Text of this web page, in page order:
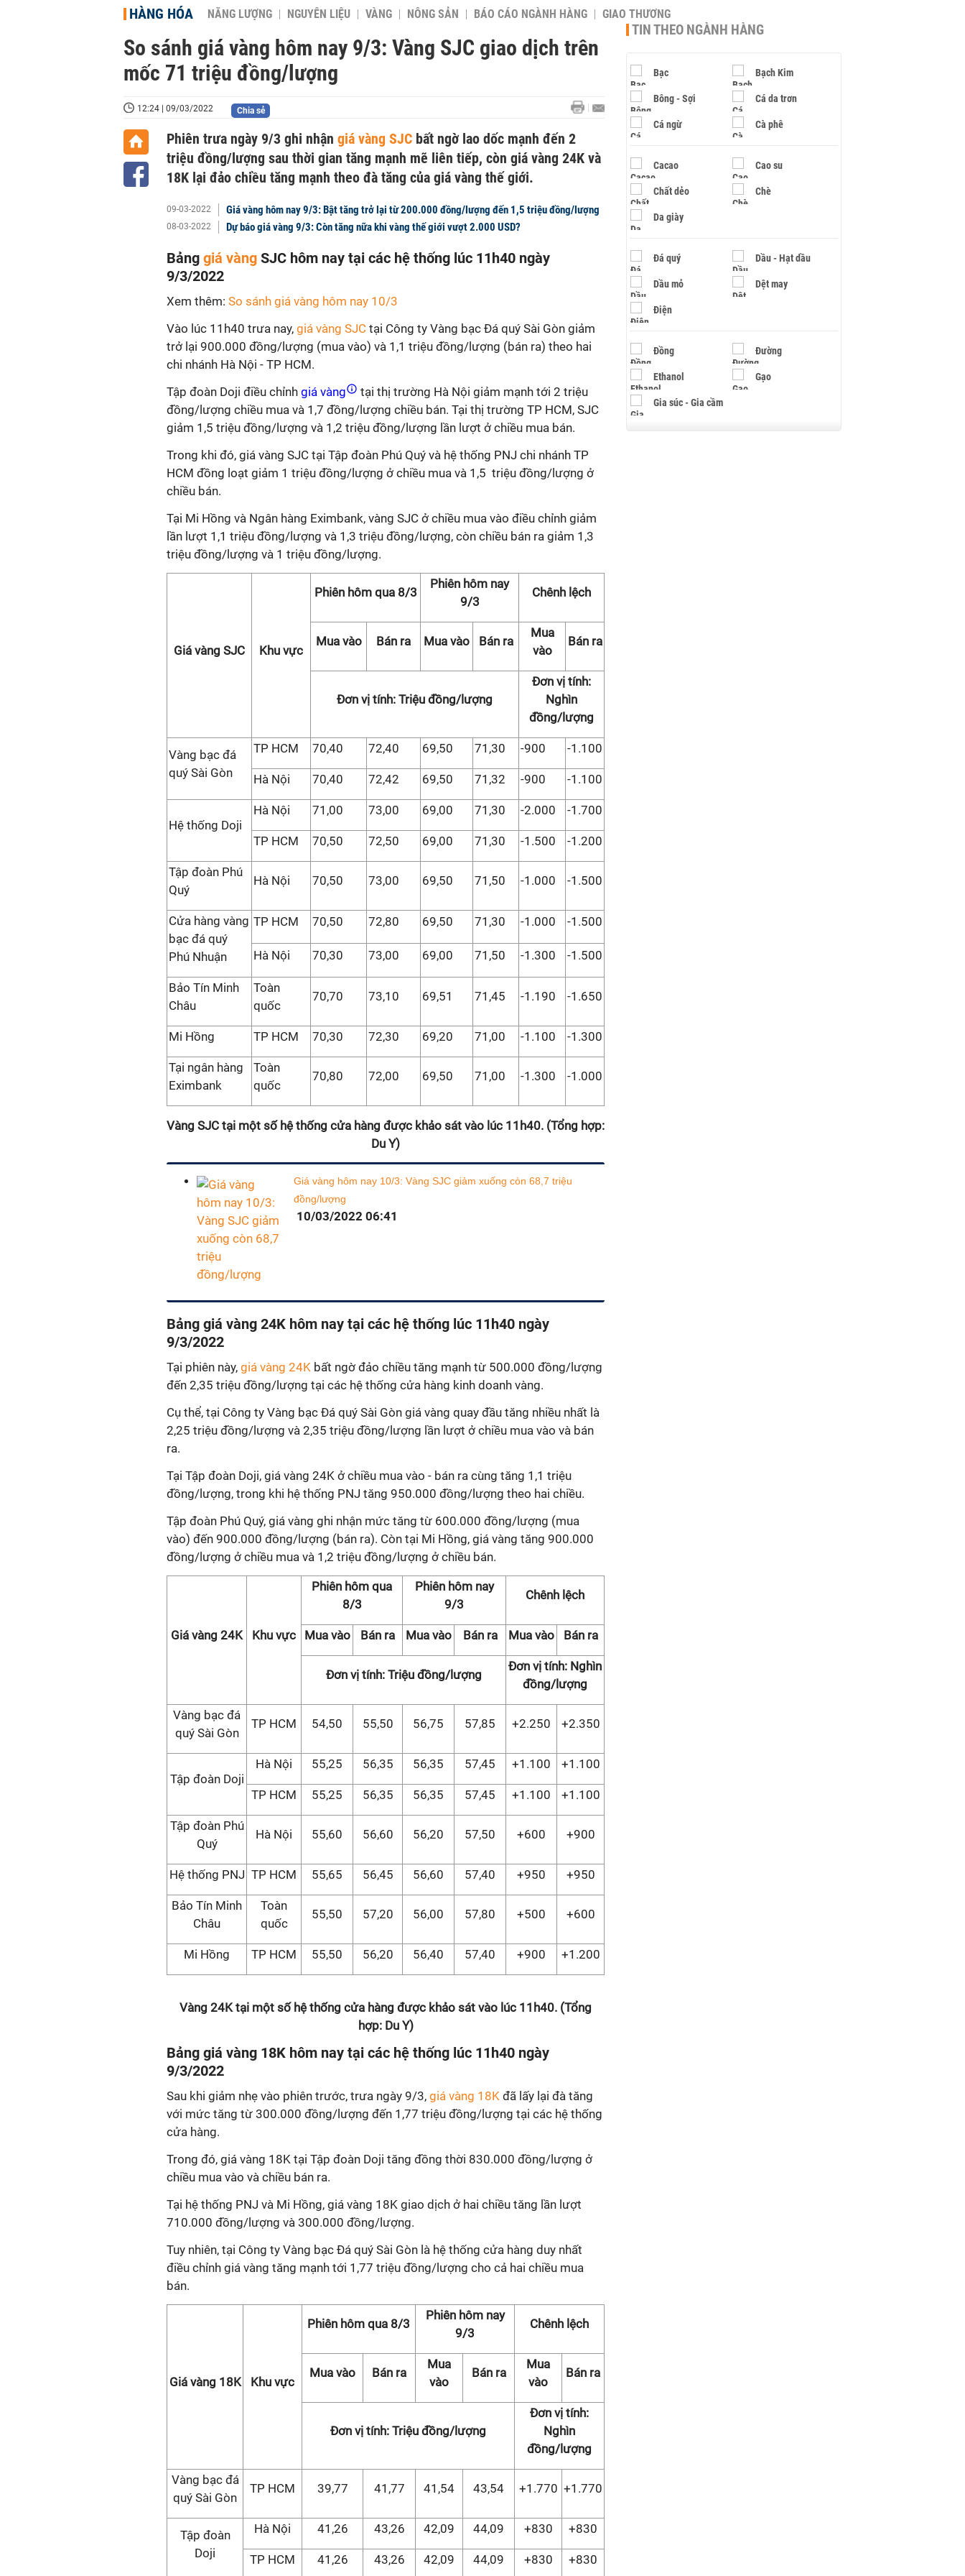
HÀNG HÓA NĂNG LƯỢNG NGUYÊN LIỆU VÀNG NÔNG SẢN BÁO CÁO NGÀNH HÀNG GIAO THƯƠNG
So sánh giá vàng hôm nay 9/3: Vàng SJC giao dịch trên
mốc 71 triệu đồng/lượng
12:24 | 09/03/2022 Chia sẻ
Phiên trưa ngày 9/3 ghi nhận giá vàng SJC bất ngờ lao dốc mạnh đến 2
triệu đồng/lượng sau thời gian tăng mạnh mẽ liên tiếp, còn giá vàng 24K và
18K lại đảo chiều tăng mạnh theo đà tăng của giá vàng thế giới.
09-03-2022 Giá vàng hôm nay 9/3: Bật tăng trở lại từ 200.000 đồng/lượng đến 1,5 triệu đồng/lượng
08-03-2022 Dự báo giá vàng 9/3: Còn tăng nữa khi vàng thế giới vượt 2.000 USD?
Bảng giá vàng SJC hôm nay tại các hệ thống lúc 11h40 ngày
9/3/2022
Xem thêm: So sánh giá vàng hôm nay 10/3
Vào lúc 11h40 trưa nay, giá vàng SJC tại Công ty Vàng bạc Đá quý Sài Gòn giảm
trở lại 900.000 đồng/lượng (mua vào) và 1,1 triệu đồng/lượng (bán ra) theo hai
chi nhánh Hà Nội - TP HCM.
Tập đoàn Doji điều chỉnh giá vàng
tại thị trường Hà Nội giảm mạnh tới 2 triệu
đồng/lượng chiều mua và 1,7 đồng/lượng chiều bán. Tại thị trường TP HCM, SJC
giảm 1,5 triệu đồng/lượng và 1,2 triệu đồng/lượng lần lượt ở chiều mua bán.
Trong khi đó, giá vàng SJC tại Tập đoàn Phú Quý và hệ thống PNJ chi nhánh TP
HCM đồng loạt giảm 1 triệu đồng/lượng ở chiều mua và 1,5 triệu đồng/lượng ở
chiều bán.
Tại Mi Hồng và Ngân hàng Eximbank, vàng SJC ở chiều mua vào điều chỉnh giảm
lần lượt 1,1 triệu đồng/lượng và 1,3 triệu đồng/lượng, còn chiều bán ra giảm 1,3
triệu đồng/lượng và 1 triệu đồng/lượng.
Giá vàng SJC Khu vực
Phiên hôm qua 8/3
Phiên hôm nay
9/3
Chênh lệch
Mua vào Bán ra Mua vào Bán ra
Mua
vào
Bán ra
Đơn vị tính: Triệu đồng/lượng
Đơn vị tính:
Nghìn
đồng/lượng
Vàng bạc đá
quý Sài Gòn
TP HCM 70,40 72,40 69,50 71,30 -900 -1.100
Hà Nội 70,40 72,42 69,50 71,32 -900 -1.100
Hệ thống Doji
Hà Nội 71,00 73,00 69,00 71,30 -2.000 -1.700
TP HCM 70,50 72,50 69,00 71,30 -1.500 -1.200
Tập đoàn Phú
Quý
Hà Nội 70,50 73,00 69,50 71,50 -1.000 -1.500
Cửa hàng vàng
bạc đá quý
Phú Nhuận
TP HCM 70,50 72,80 69,50 71,30 -1.000 -1.500
Hà Nội 70,30 73,00 69,00 71,50 -1.300 -1.500
Bảo Tín Minh
Châu
Toàn
quốc
70,70 73,10 69,51 71,45 -1.190 -1.650
Mi Hồng TP HCM 70,30 72,30 69,20 71,00 -1.100 -1.300
Tại ngân hàng
Eximbank
Toàn
quốc
70,80 72,00 69,50 71,00 -1.300 -1.000
Vàng SJC tại một số hệ thống cửa hàng được khảo sát vào lúc 11h40. (Tổng hợp:
Du Y)
Giá vàng hôm nay 10/3: Vàng SJC giảm xuống còn 68,7 triệu
đồng/lượng
10/03/2022 06:41
Bảng giá vàng 24K hôm nay tại các hệ thống lúc 11h40 ngày
9/3/2022
Tại phiên này, giá vàng 24K bất ngờ đảo chiều tăng mạnh từ 500.000 đồng/lượng
đến 2,35 triệu đồng/lượng tại các hệ thống cửa hàng kinh doanh vàng.
Cụ thể, tại Công ty Vàng bạc Đá quý Sài Gòn giá vàng quay đầu tăng nhiều nhất là
2,25 triệu đồng/lượng và 2,35 triệu đồng/lượng lần lượt ở chiều mua vào và bán
ra.
Tại Tập đoàn Doji, giá vàng 24K ở chiều mua vào - bán ra cùng tăng 1,1 triệu
đồng/lượng, trong khi hệ thống PNJ tăng 950.000 đồng/lượng theo hai chiều.
Tập đoàn Phú Quý, giá vàng ghi nhận mức tăng từ 600.000 đồng/lượng (mua
vào) đến 900.000 đồng/lượng (bán ra). Còn tại Mi Hồng, giá vàng tăng 900.000
đồng/lượng ở chiều mua và 1,2 triệu đồng/lượng ở chiều bán.
Giá vàng 24K Khu vực
Phiên hôm qua
8/3
Phiên hôm nay
9/3
Chênh lệch
Mua vào Bán ra Mua vào Bán ra Mua vào Bán ra
Đơn vị tính: Triệu đồng/lượng
Đơn vị tính: Nghìn
đồng/lượng
Vàng bạc đá
quý Sài Gòn
TP HCM 54,50 55,50 56,75 57,85 +2.250 +2.350
Tập đoàn Doji
Hà Nội 55,25 56,35 56,35 57,45 +1.100 +1.100
TP HCM 55,25 56,35 56,35 57,45 +1.100 +1.100
Tập đoàn Phú
Quý
Hà Nội 55,60 56,60 56,20 57,50 +600 +900
Hệ thống PNJ TP HCM 55,65 56,45 56,60 57,40 +950 +950
Bảo Tín Minh
Châu
Toàn
quốc
55,50 57,20 56,00 57,80 +500 +600
Mi Hồng TP HCM 55,50 56,20 56,40 57,40 +900 +1.200
Vàng 24K tại một số hệ thống cửa hàng được khảo sát vào lúc 11h40. (Tổng
hợp: Du Y)
Bảng giá vàng 18K hôm nay tại các hệ thống lúc 11h40 ngày
9/3/2022
Sau khi giảm nhẹ vào phiên trước, trưa ngày 9/3, giá vàng 18K đã lấy lại đà tăng
với mức tăng từ 300.000 đồng/lượng đến 1,77 triệu đồng/lượng tại các hệ thống
cửa hàng.
Trong đó, giá vàng 18K tại Tập đoàn Doji tăng đồng thời 830.000 đồng/lượng ở
chiều mua vào và chiều bán ra.
Tại hệ thống PNJ và Mi Hồng, giá vàng 18K giao dịch ở hai chiều tăng lần lượt
710.000 đồng/lượng và 300.000 đồng/lượng.
Tuy nhiên, tại Công ty Vàng bạc Đá quý Sài Gòn là hệ thống cửa hàng duy nhất
điều chỉnh giá vàng tăng mạnh tới 1,77 triệu đồng/lượng cho cả hai chiều mua
bán.
Giá vàng 18K Khu vực
Phiên hôm qua 8/3
Phiên hôm nay
9/3
Chênh lệch
Mua vào Bán ra
Mua
vào
Bán ra
Mua
vào
Bán ra
Đơn vị tính: Triệu đồng/lượng
Đơn vị tính:
Nghìn
đồng/lượng
Vàng bạc đá
quý Sài Gòn
TP HCM 39,77 41,77 41,54 43,54 +1.770 +1.770
Tập đoàn
Doji
Hà Nội 41,26 43,26 42,09 44,09 +830 +830
TP HCM 41,26 43,26 42,09 44,09 +830 +830
TIN THEO NGÀNH HÀNG
Bạc Bạch Kim
Bông - Sợi Cá da trơn
Cá ngừ Cà phê
Cacao Cao su
Chất dẻo Chè
Da giày
Đá quý Dầu - Hạt dầu
Dầu mỏ Dệt may
Điện
Đồng Đường
Ethanol Gạo
Gia súc - Gia cầm